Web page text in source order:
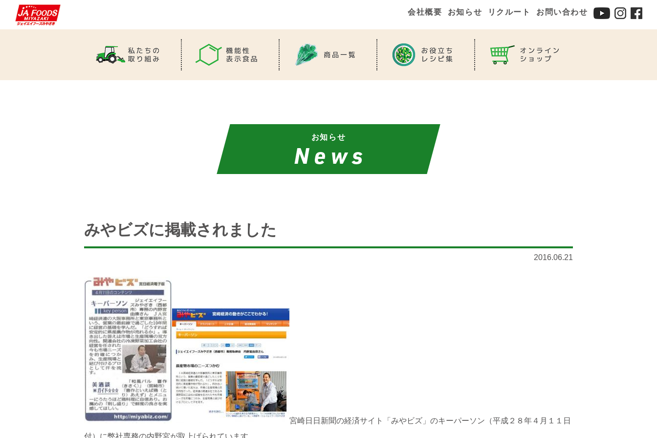
会社概要 お知らせ リクルート お問い合わせ
お知らせ
みやビズに掲載されました
2016.06.21
宮崎日日新聞の経済サイト「みやビズ」のキーパーソン（平成２８年４月１１日
付）に弊社専務の内野宮が取上げられています。